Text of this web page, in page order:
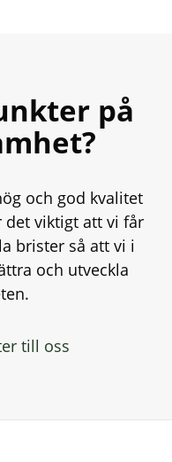
på
och god kvalitet
det viktigt att vi får
brister så att vi i
och utveckla
till oss